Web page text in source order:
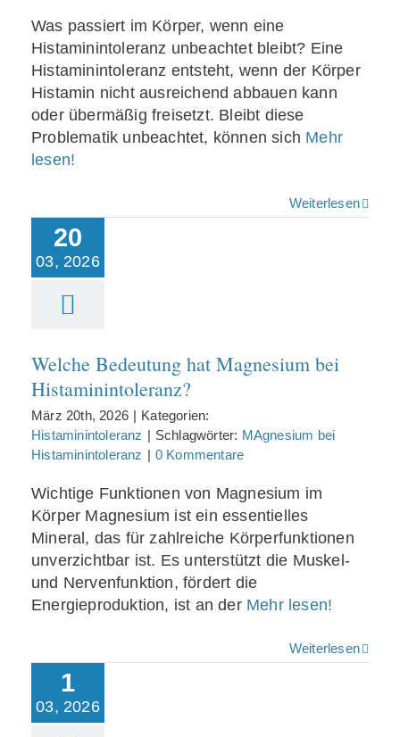
Was passiert im Körper, wenn eine
Histaminintoleranz unbeachtet bleibt? Eine
Histaminintoleranz entsteht, wenn der Körper
Histamin nicht ausreichend abbauen kann
oder übermäßig freisetzt. Bleibt diese
Problematik unbeachtet, können sich Mehr
lesen!
Weiterlesen
20
03, 2026
Welche Bedeutung hat Magnesium bei
Histaminintoleranz?
März 20th, 2026 | Kategorien:
Histaminintoleranz | Schlagwörter: MAgnesium bei
Histaminintoleranz | 0 Kommentare
Wichtige Funktionen von Magnesium im
Körper Magnesium ist ein essentielles
Mineral, das für zahlreiche Körperfunktionen
unverzichtbar ist. Es unterstützt die Muskel-
und Nervenfunktion, fördert die
Energieproduktion, ist an der Mehr lesen!
Weiterlesen
1
03, 2026